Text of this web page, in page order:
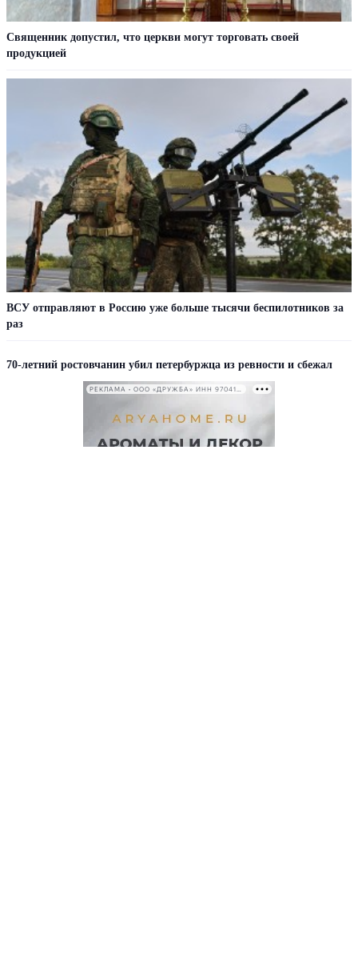
Священник допустил, что церкви могут торговать своей
продукцией
ВСУ отправляют в Россию уже больше тысячи беспилотников за
раз
70-летний ростовчанин убил петербуржца из ревности и сбежал
РЕКЛАМА • ООО «ДРУЖБА» ИНН 9704146411